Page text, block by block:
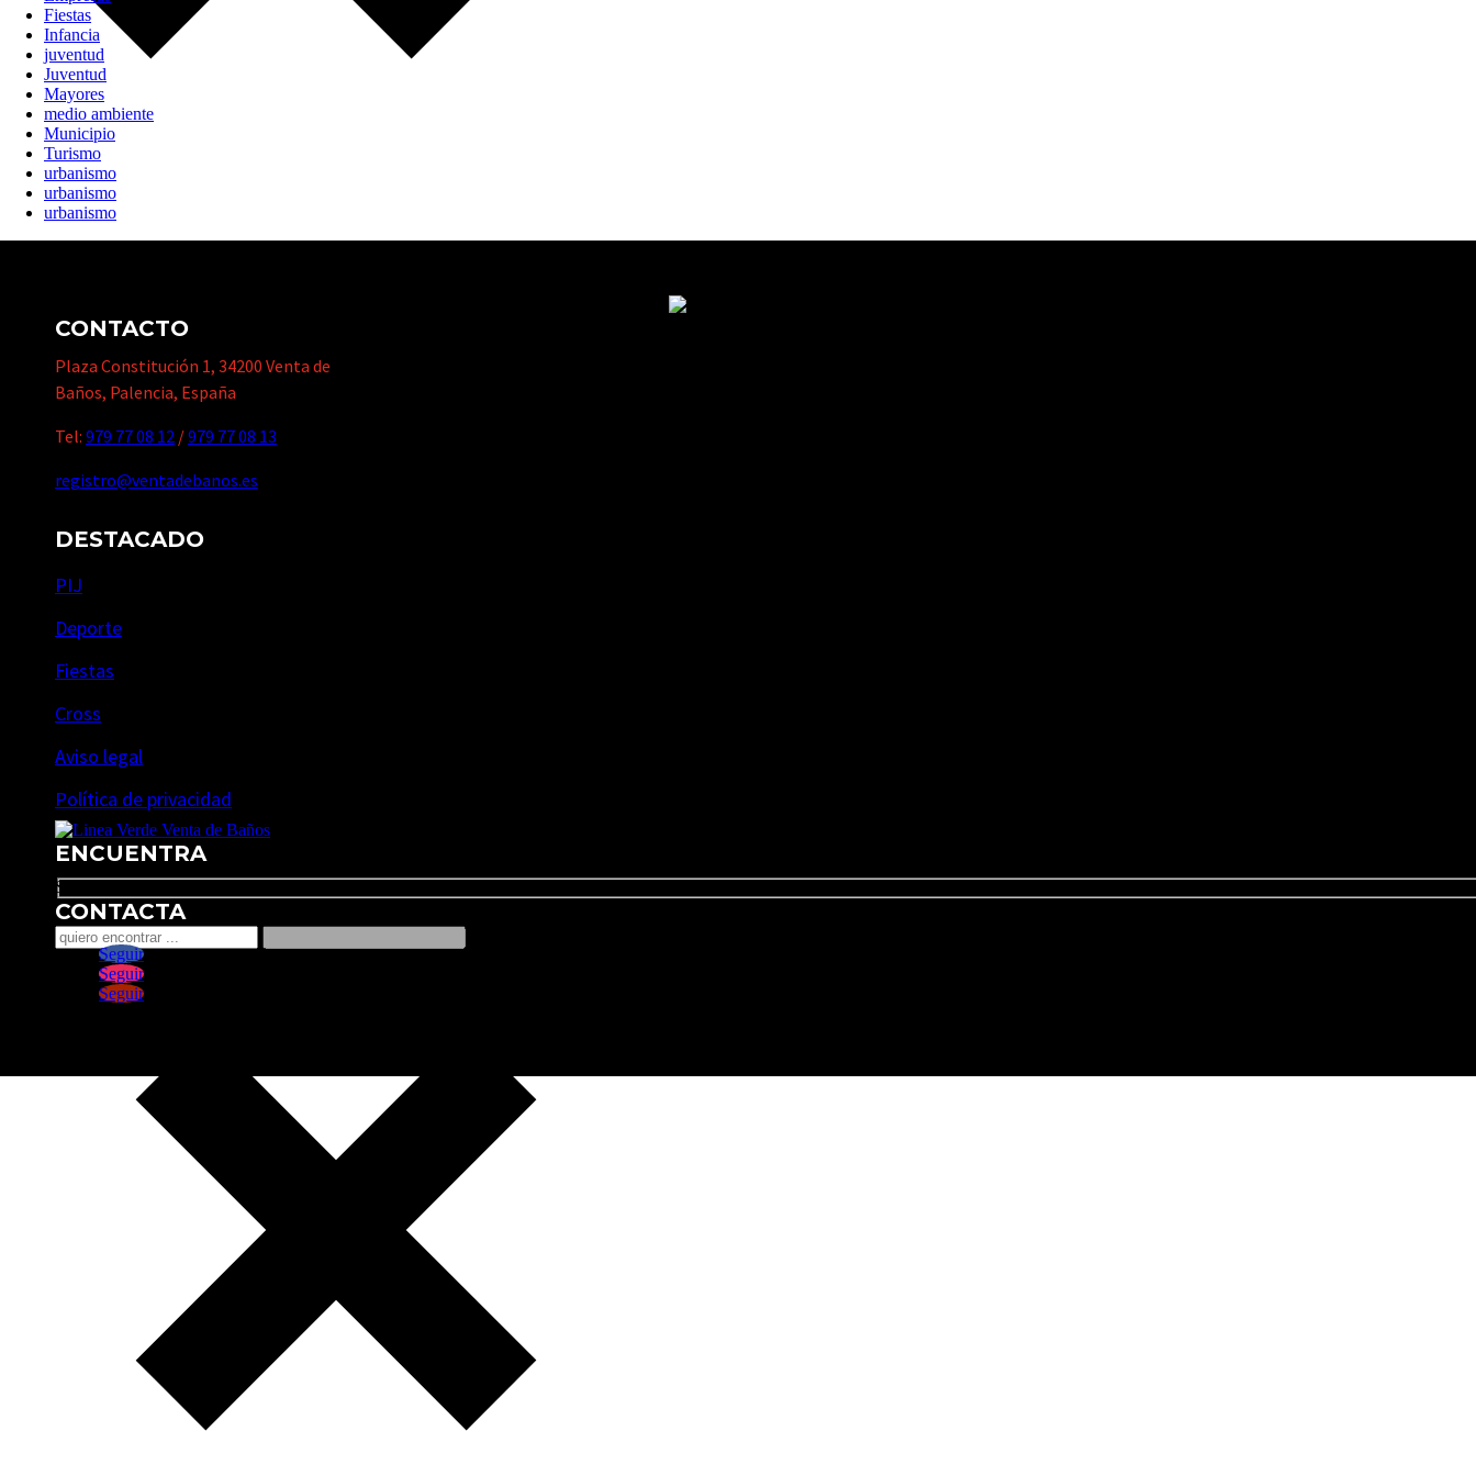
Fiestas
Infancia
juventud
Juventud
Mayores
medio ambiente
Municipio
Turismo
urbanismo
urbanismo
urbanismo
CONTACTO
Plaza Constitución 1, 34200 Venta de
Baños, Palencia, España
Tel: 979 77 08 12 /979 77 08 13
registro@ventadebanos.es
DESTACADO
PIJ
Deporte
Fiestas
Cross
Aviso legal
Política de privacidad
ENCUENTRA
Search
CONTACTA
Seguir
Seguir
Seguir